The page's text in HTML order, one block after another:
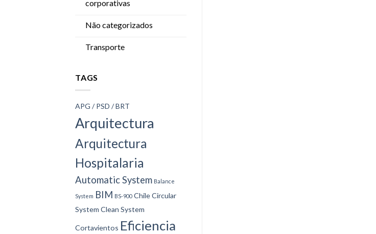
corporativas
Não categorizados
Transporte
TAGS
APG / PSD / BRT
Arquitectura
Arquitectura
Hospitalaria
Automatic System Balance
System BIM BS-900 ChileCircular
System Clean System
Cortavientos Eficiencia